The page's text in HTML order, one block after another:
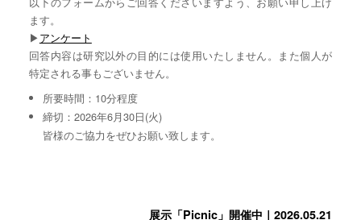
ます。
▶︎アンケート
回答内容は研究以外の目的には使用いたしません。また個人が
特定される事もございません。
所要時間：10分程度
締切：2026年6月30日(火)
皆様のご協力をぜひお願い致します。
展示「Picnic」開催中｜2026.05.21